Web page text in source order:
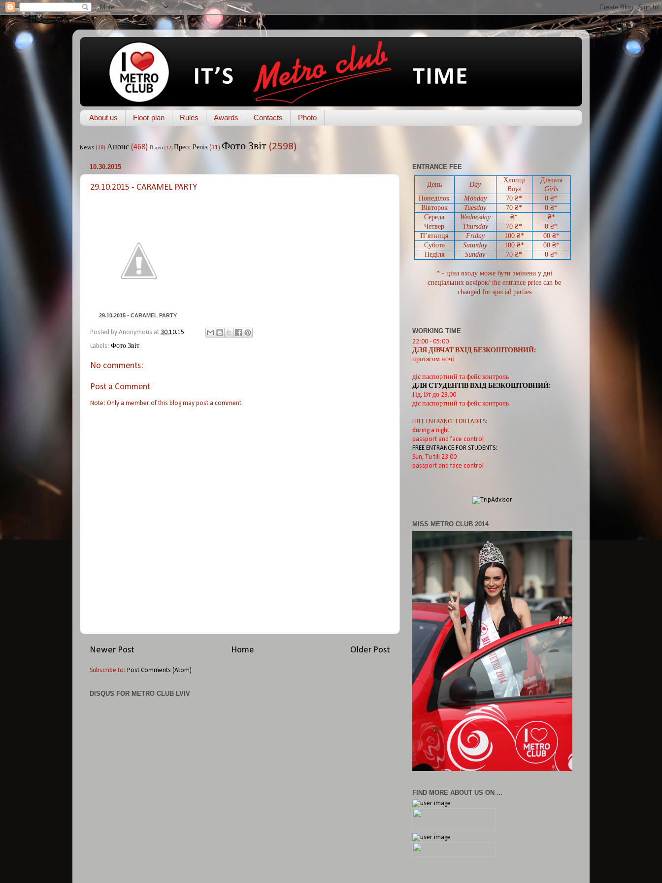
About us Floor plan Rules Awards Contacts Photo
News (18) Анонс (468) Відео (12) Пресс Реліз (31) Фото Звіт (2598)
10.30.2015
29.10.2015 - CARAMEL PARTY
29.10.2015 - CARAMEL PARTY
Posted by Anonymous at 30.10.15
Labels: Фото Звіт
No comments:
Post a Comment
Note: Only a member of this blog may post a comment.
Newer Post Older Post
Home
Subscribe to: Post Comments (Atom)
DISQUS FOR METRO CLUB LVIV
ENTRANCE FEE
День Day
Хлопці
Boys
Дівчата
Girls
Понеділок
Monday 70 ₴* 0 ₴*
Вівторок
Tuesday 70 ₴* 0 ₴*
Середа
Wednesday ₴*
₴*
Четвер
Thursday 70 ₴* 0 ₴*
П’ятниця
Friday 100 ₴* 00₴*
Субота
Saturday 100 ₴* 00₴*
Неділя
Sunday 70 ₴* 0 ₴*
* - ціна входу може бути змінена у дні
спеціальних вечірок/ the entrance price can be
changed for special parties
WORKING TIME
22:00 - 05:00
ДЛЯ ДІВЧАТ ВХІД БЕЗКОШТОВНИЙ:
протягом ночі
діє паспортний та фейс контроль
ДЛЯ СТУДЕНТІВ ВХІД БЕЗКОШТОВНИЙ:
Нд, Вт до 23.00
діє паспортний та фейс контроль
FREE ENTRANCE FOR LADIES:
during a night
passport and face control
FREE ENTRANCE FOR STUDENTS:
Sun, Tu till 23.00
passport and face control
MISS METRO CLUB 2014
FIND MORE ABOUT US ON ...